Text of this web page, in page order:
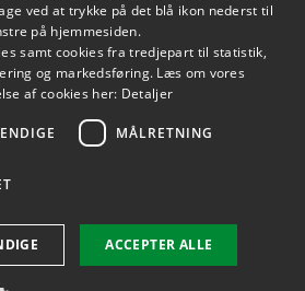
LINKEDIN
ENGLISH
ved at trykke på det blå ikon nederst til
på hjemmesiden.
samt cookies fra tredjepart til statistik,
og markedsføring. Læs om vores
af cookies her: Detaljer
MÅLRETNING
ACCEPTER ALLE